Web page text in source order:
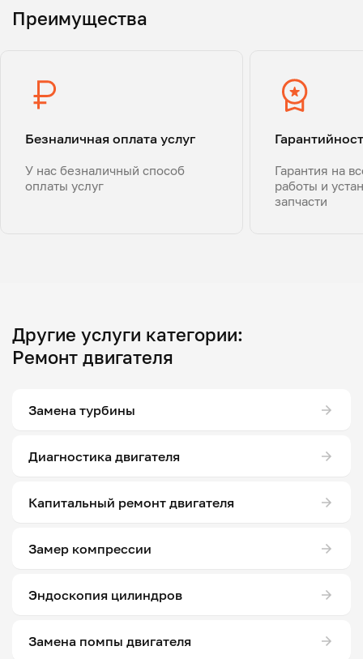
Преимущества
Безналичная оплата услуг
У нас безналичный способ
оплаты услуг
Гарантия на
работы и
запчасти
Другие услуги категории:
Ремонт двигателя
Замена турбины
Диагностика двигателя
Капитальный ремонт двигателя
Замер компрессии
Эндоскопия цилиндров
Замена помпы двигателя